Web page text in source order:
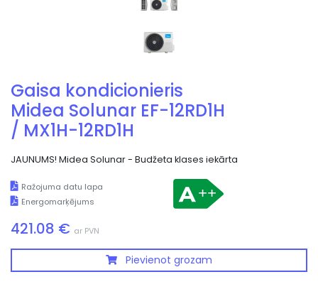
Gaisa kondicionieris
Midea Solunar EF-12RD1H
/ MX1H-12RD1H
JAUNUMS! Midea Solunar - Budžeta klases iekārta
Ražojuma datu lapa
Energomarķējums
421.08 € ar PVN
Pievienot grozam